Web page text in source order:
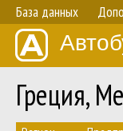
База данных
Греция,